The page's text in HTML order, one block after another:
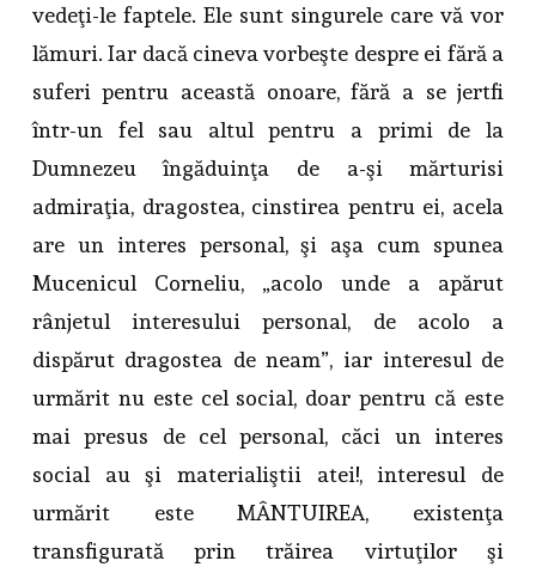
vedeţi-le faptele. Ele sunt singurele care vă vor
lămuri. Iar dacă cineva vorbeşte despre ei fără a
suferi pentru această onoare, fără a se jertfi
într-un fel sau altul pentru a primi de la
Dumnezeu îngăduinţa de a-şi mărturisi
admiraţia, dragostea, cinstirea pentru ei, acela
are un interes personal, şi aşa cum spunea
Mucenicul Corneliu, „acolo unde a apărut
rânjetul interesului personal, de acolo a
dispărut dragostea de neam”, iar interesul de
urmărit nu este cel social, doar pentru că este
mai presus de cel personal, căci un interes
social au şi materialiştii atei!, interesul de
urmărit este MÂNTUIREA, existenţa
transfigurată prin trăirea virtuţilor şi